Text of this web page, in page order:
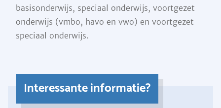
basisonderwijs, speciaal onderwijs, voortgezet
onderwijs (vmbo, havo en vwo) en voortgezet
speciaal onderwijs.
Interessante informatie?